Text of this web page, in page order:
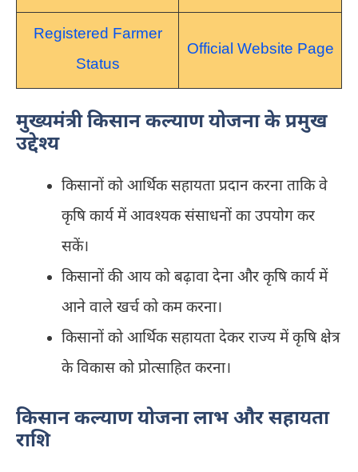
Registered Farmer
Status
Official Website Page
मुख्यमंत्री किसान कल्याण योजना के प्रमुख
उद्देश्य
किसानों को आर्थिक सहायता प्रदान करना ताकि वे
कृषि कार्य में आवश्यक संसाधनों का उपयोग कर
सकें।
किसानों की आय को बढ़ावा देना और कृषि कार्य में
आने वाले खर्च को कम करना।
किसानों को आर्थिक सहायता देकर राज्य में कृषि क्षेत्र
के विकास को प्रोत्साहित करना।
किसान कल्याण योजना लाभ और सहायता
राशि